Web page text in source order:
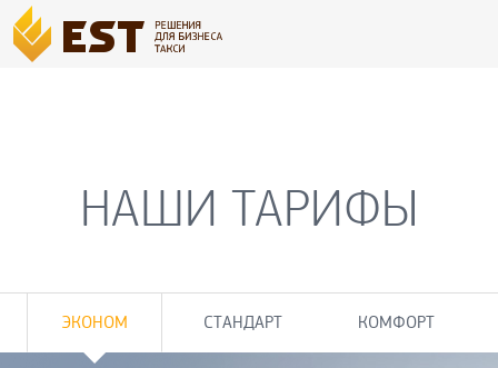
НАШИ ТАРИФЫ
ЭКОНОМ СТАНДАРТ КОМФОРТ